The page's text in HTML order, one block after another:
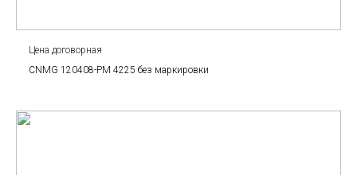
Цена договорная
CNMG 120408-PM 4225 без маркировки